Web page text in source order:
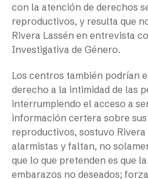
con la atención de derechos
reproductivos, y resulta que
Rivera Lassén en entrevista
Investigativa de Género.
Los centros también podrían
derecho a la intimidad de las
interrumpiendo el acceso a
información certera sobre
reproductivos, sostuvo Rivera
alarmistas y faltan, no
que lo que pretenden es que
embarazos no deseados;